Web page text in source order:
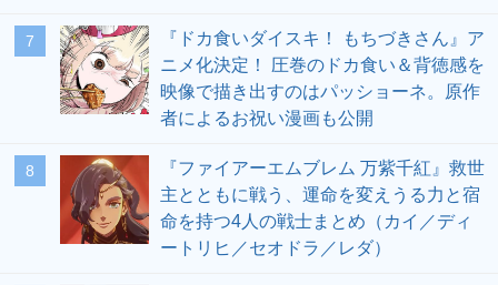
7
『ドカ食いダイスキ！ もちづきさん』ア
ニメ化決定！ 圧巻のドカ食い＆背徳感を
映像で描き出すのはパッショーネ。原作
者によるお祝い漫画も公開
8
『ファイアーエムブレム 万紫千紅』救世
主とともに戦う、運命を変えうる力と宿
命を持つ4人の戦士まとめ（カイ／ディ
ートリヒ／セオドラ／レダ）